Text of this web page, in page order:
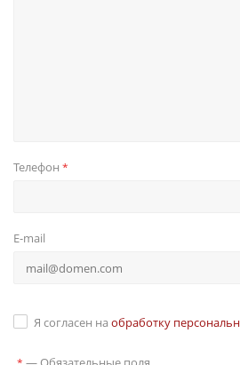
Телефон *
E-mail
Я согласен на обработку